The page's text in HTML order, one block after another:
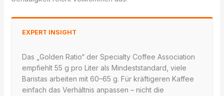
EXPERT INSIGHT
Das „Golden Ratio“ der Specialty Coffee Association
empfiehlt 55 g pro Liter als Mindeststandard, viele
Baristas arbeiten mit 60–65 g. Für kräftigeren Kaffee
einfach das Verhältnis anpassen – nicht die